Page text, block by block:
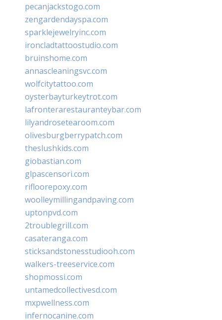
pecanjackstogo.com
zengardendayspa.com
sparklejewelryinc.com
ironcladtattoostudio.com
bruinshome.com
annascleaningsvc.com
wolfcitytattoo.com
oysterbayturkeytrot.com
lafronterarestauranteybar.com
lilyandrosetearoom.com
olivesburgberrypatch.com
theslushkids.com
giobastian.com
glpascensori.com
rifloorepoxy.com
woolleymillingandpaving.com
uptonpvd.com
2troublegrill.com
casateranga.com
sticksandstonesstudiooh.com
walkers-treeservice.com
shopmossi.com
untamedcollectivesd.com
mxpwellness.com
infernocanine.com